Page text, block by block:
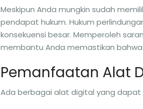
Meskipun Anda mungkin sudah
pendapat hukum. Hukum
konsekuensi besar. Memperoleh
membantu Anda memastikan
Pemanfaatan Alat
Ada berbagai alat digital yang